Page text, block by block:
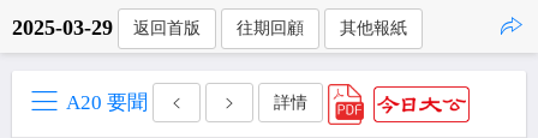
2025-03-29 返回首版 往期回顧 其他報紙
A20 要聞 詳情